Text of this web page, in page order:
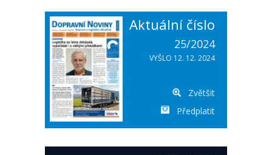
Aktuální číslo
25/2024
VYŠLO 12. 12. 2024
Zvětšit
Předplatit